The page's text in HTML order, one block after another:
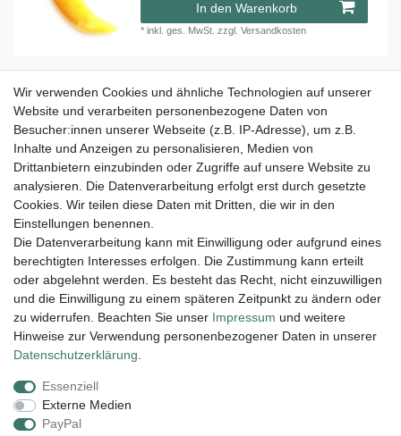
In den Warenkorb
*inkl. ges. MwSt. zzgl.Versandkosten
Zahnförmiger Anhänger mit Metall-Öse Fluorit
hell 3 cm
1,95 € *
In den Warenkorb
*inkl. ges. MwSt. zzgl.Versandkosten
Lieferung und Versand
Impressum Daten­schutz­erklärung AGB
Widerrufs­recht
Wir verwenden Cookies und ähnliche Technologien auf unserer
Website und verarbeiten personenbezogene Daten von
Besucher:innen unserer Webseite (z.B. IP-Adresse), um z.B.
Inhalte und Anzeigen zu personalisieren, Medien von
Drittanbietern einzubinden oder Zugriffe auf unsere Website zu
analysieren. Die Datenverarbeitung erfolgt erst durch gesetzte
Cookies. Wir teilen diese Daten mit Dritten, die wir in den
Einstellungen benennen.
Die Datenverarbeitung kann mit Einwilligung oder aufgrund eines
berechtigten Interesses erfolgen. Die Zustimmung kann erteilt
oder abgelehnt werden. Es besteht das Recht, nicht einzuwilligen
und die Einwilligung zu einem späteren Zeitpunkt zu ändern oder
zu widerrufen. Beachten Sie unser Impressum und weitere
Hinweise zur Verwendung personenbezogener Daten in unserer
Daten­schutz­erklärung
Essenziell
Externe Medien
PayPal